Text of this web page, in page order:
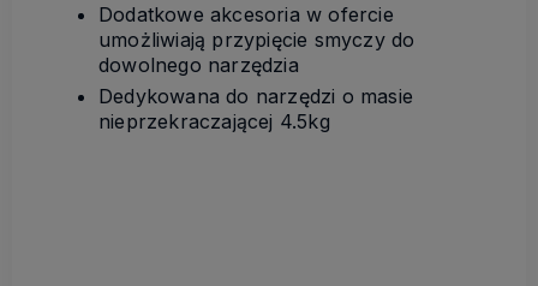
Dodatkowe akcesoria w ofercie
umożliwiają przypięcie smyczy do
dowolnego narzędzia
Dedykowana do narzędzi o masie
nieprzekraczającej 4.5kg